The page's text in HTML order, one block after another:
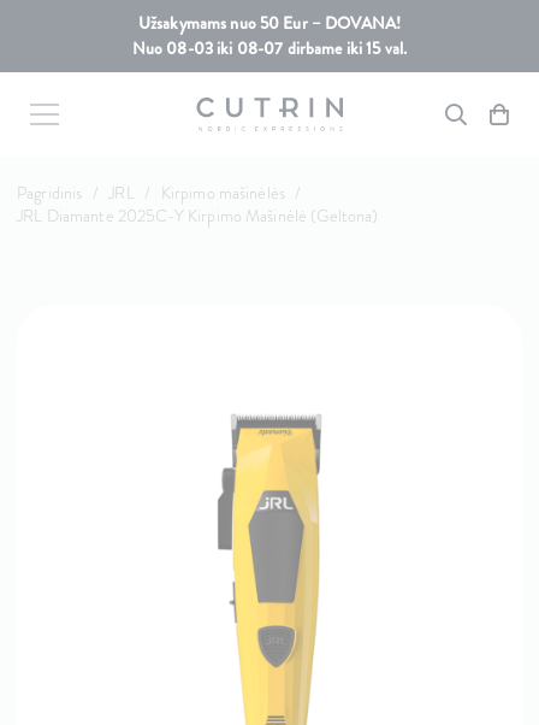
Užsakymams nuo 50 Eur – DOVANA!
Nuo 08-03 iki 08-07 dirbame iki 15 val.
Pagridinis / JRL / Kirpimo mašinėlės /
JRL Diamante 2025C-Y Kirpimo Mašinėlė (Geltona)